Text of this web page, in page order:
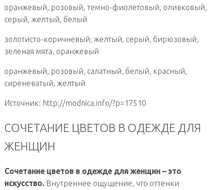
оранжевый, розовый, темно-фиолетовый, оливковый,
серый, желтый, белый
золотисто-коричневый, желтый, серый, бирюзовый,
зеленая мята, оранжевый
оранжевый, розовый, салатный, белый, красный,
сиреневатый, желтый
Источник: http://modnica.info/?p=17510
СОЧЕТАНИЕ ЦВЕТОВ В ОДЕЖДЕ ДЛЯ
ЖЕНЩИН
Сочетание цветов в одежде для женщин – это
искусство.Внутреннее ощущение, что оттенки